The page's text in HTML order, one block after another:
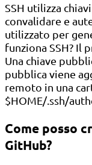
SSH utilizza
convalidare e
utilizzato per
funziona SSH? Il
Una chiave
pubblica viene
remoto in una
$HOME/.ssh/
Come posso
GitHub?